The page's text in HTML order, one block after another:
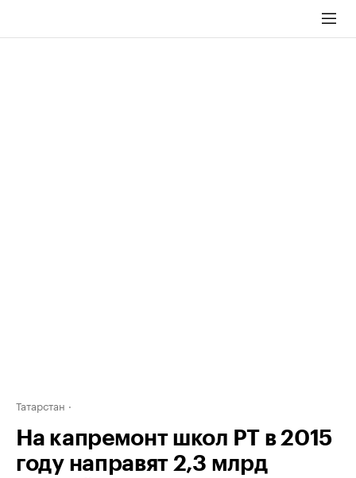
Татарстан
На капремонт школ РТ в 2015
году направят 2,3 млрд